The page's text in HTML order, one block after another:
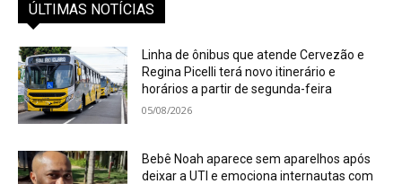
ÚLTIMAS NOTÍCIAS
Linha de ônibus que atende Cervezão e
Regina Picelli terá novo itinerário e
horários a partir de segunda-feira
05/08/2026
Bebê Noah aparece sem aparelhos após
deixar a UTI e emociona internautas com